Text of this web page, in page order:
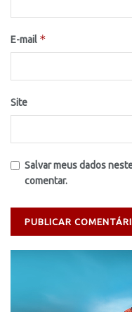
E-mail *
Site
Salvar meus dados
comentar.